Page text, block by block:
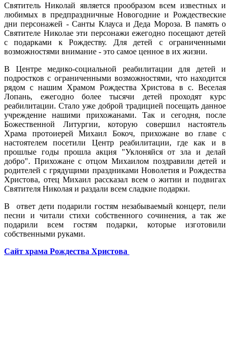
Святитель Николай является прообразом всем известных и
любимых в предпраздничные Новогодние и Рождествеские
дни персонажей - Санты Клауса и Деда Мороза. В память о
Святителе Николае эти персонажи ежегодно посещают детей
с подарками к Рождеству. Для детей с ограниченными
возможностями внимание - это самое ценное в их жизни.
В Центре медико-социальной реабилитации для детей и
подростков с ограниченными возможностями, что находится
рядом с нашим Храмом Рождества Христова в с. Веселая
Лопань, ежегодно более тысячи детей проходят курс
реабилитации. Стало уже доброй традицией посещать данное
учреждение нашими прихожанами. Так и сегодня, после
Божественной Литургии, которую совершил настоятель
Храма протоиерей Михаил Бокоч, прихожане во главе с
настоятелем посетили Центр реабилитации, где как и в
прошлые годы прошла акция "Уклоняйся от зла и делай
добро". Прихожане с отцом Михаилом поздравили детей и
родителей с грядущими праздниками Новолетия и Рождества
Христова, отец Михаил рассказал всем о житии и подвигах
Святителя Николая и раздали всем сладкие подарки.
В ответ дети подарили гостям незабываемый концерт, пели
песни и читали стихи собственного сочинения, а так же
подарили всем гостям подарки, которые изготовили
собственными руками.
Сайт храма Рождества Христова